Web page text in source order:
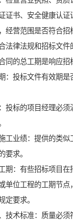
证书、安全健康认证
经营范围是否符合招
法律法规和招标文件
同的总工期是响应招
：投标文件有效期是
投标的项目经理必须
工业绩：提供的类似
要求。
期：有些招标项目在
单位工程的工期节点
定要求。
技术标准：质量必须